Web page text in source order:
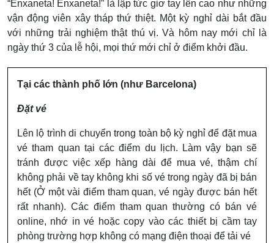
“Enxaneta! Enxaneta!” là lập tức giơ tay lên cao như những
vận động viên xây tháp thứ thiệt. Một kỳ nghỉ dài bắt đầu
với những trải nghiệm thật thú vị. Và hôm nay mới chỉ là
ngày thứ 3 của lễ hội, mọi thứ mới chỉ ở điểm khởi đầu.
Tại các thành phố lớn (như Barcelona)
Đặt vé
Lên lộ trình di chuyển trong toàn bộ kỳ nghỉ để đặt mua
vé tham quan tại các điểm du lịch. Làm vậy bạn sẽ
tránh được việc xếp hàng dài để mua vé, thậm chí
không phải về tay không khi số vé trong ngày đã bị bán
hết (Ở một vài điểm tham quan, vé ngày được bán hết
rất nhanh). Các điểm tham quan thường có bán vé
online, nhớ in vé hoặc copy vào các thiết bị cầm tay
phòng trường hợp không có mạng điện thoại để tải vé